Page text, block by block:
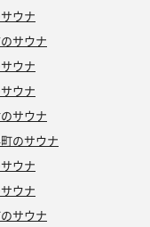
ウナ
サウナ
ウナ
ウナ
サウナ
のサウナ
ウナ
ウナ
サウナ